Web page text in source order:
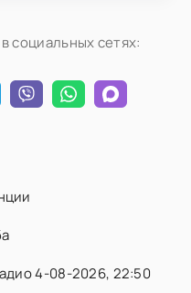
социальных сетях:
4-08-2026, 22:50